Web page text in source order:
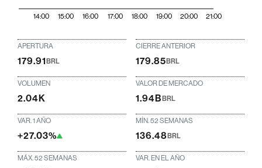
14:00 15:00 16:00 17:00 18:00 19:00 20:00 21:00
APERTURA
179.91BRL
CIERRE ANTERIOR
179.85BRL
VOLUMEN
2.04K
VALOR DE MERCADO
1.94BBRL
VAR. 1 AÑO
+27.03%
MÍN. 52 SEMANAS
136.48BRL
MÁX. 52 SEMANAS VAR. EN EL AÑO